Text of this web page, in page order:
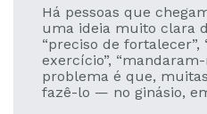
Há pessoas que
uma ideia muito clara
“preciso de fortalecer”,
exercício”,
problema é que,
fazê-lo — no ginásio,